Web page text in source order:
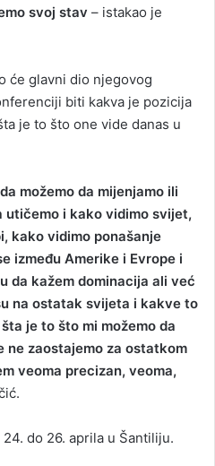
svoj stav – istakao je
će glavni dio njegovog
biti kakva je pozicija
je to što one vide danas u
možemo da mijenjamo ili
utičemo i kako vidimo svijet,
kako vidimo ponašanje
između Amerike i Evrope i
da kažem dominacija ali već
na ostatak svijeta i kakve to
je to što mi možemo da
ne zaostajemo za ostatkom
veoma precizan, veoma,
do 26. aprila u Šantiliju.